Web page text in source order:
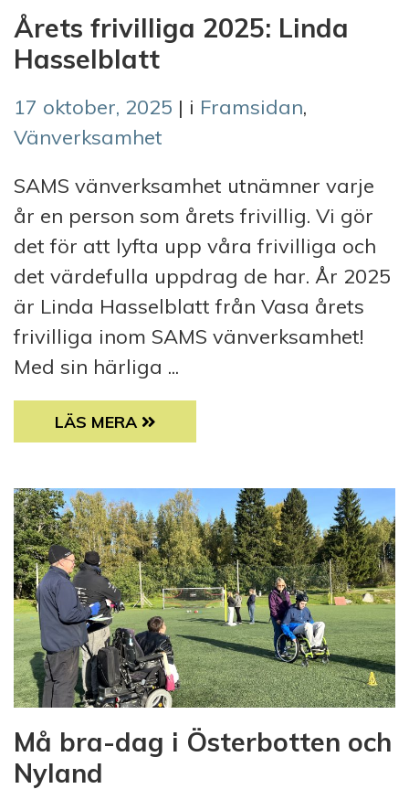
Årets frivilliga 2025: Linda
Hasselblatt
17 oktober, 2025 | i Framsidan,
Vänverksamhet
SAMS vänverksamhet utnämner varje
år en person som årets frivillig. Vi gör
det för att lyfta upp våra frivilliga och
det värdefulla uppdrag de har. År 2025
är Linda Hasselblatt från Vasa årets
frivilliga inom SAMS vänverksamhet!
Med sin härliga ...
ÅRETS FRIVILLIGA 2025: LINDA
LÄS MERA
Må bra-dag i Österbotten och
Nyland